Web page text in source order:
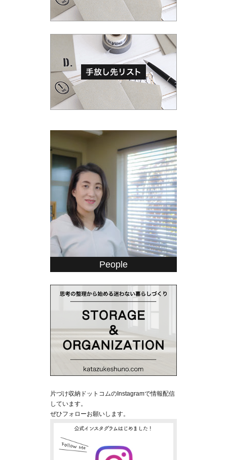
People
片づけ収納ドットコムのInstagramで情報配信
しています。
ぜひフォローお願いします。